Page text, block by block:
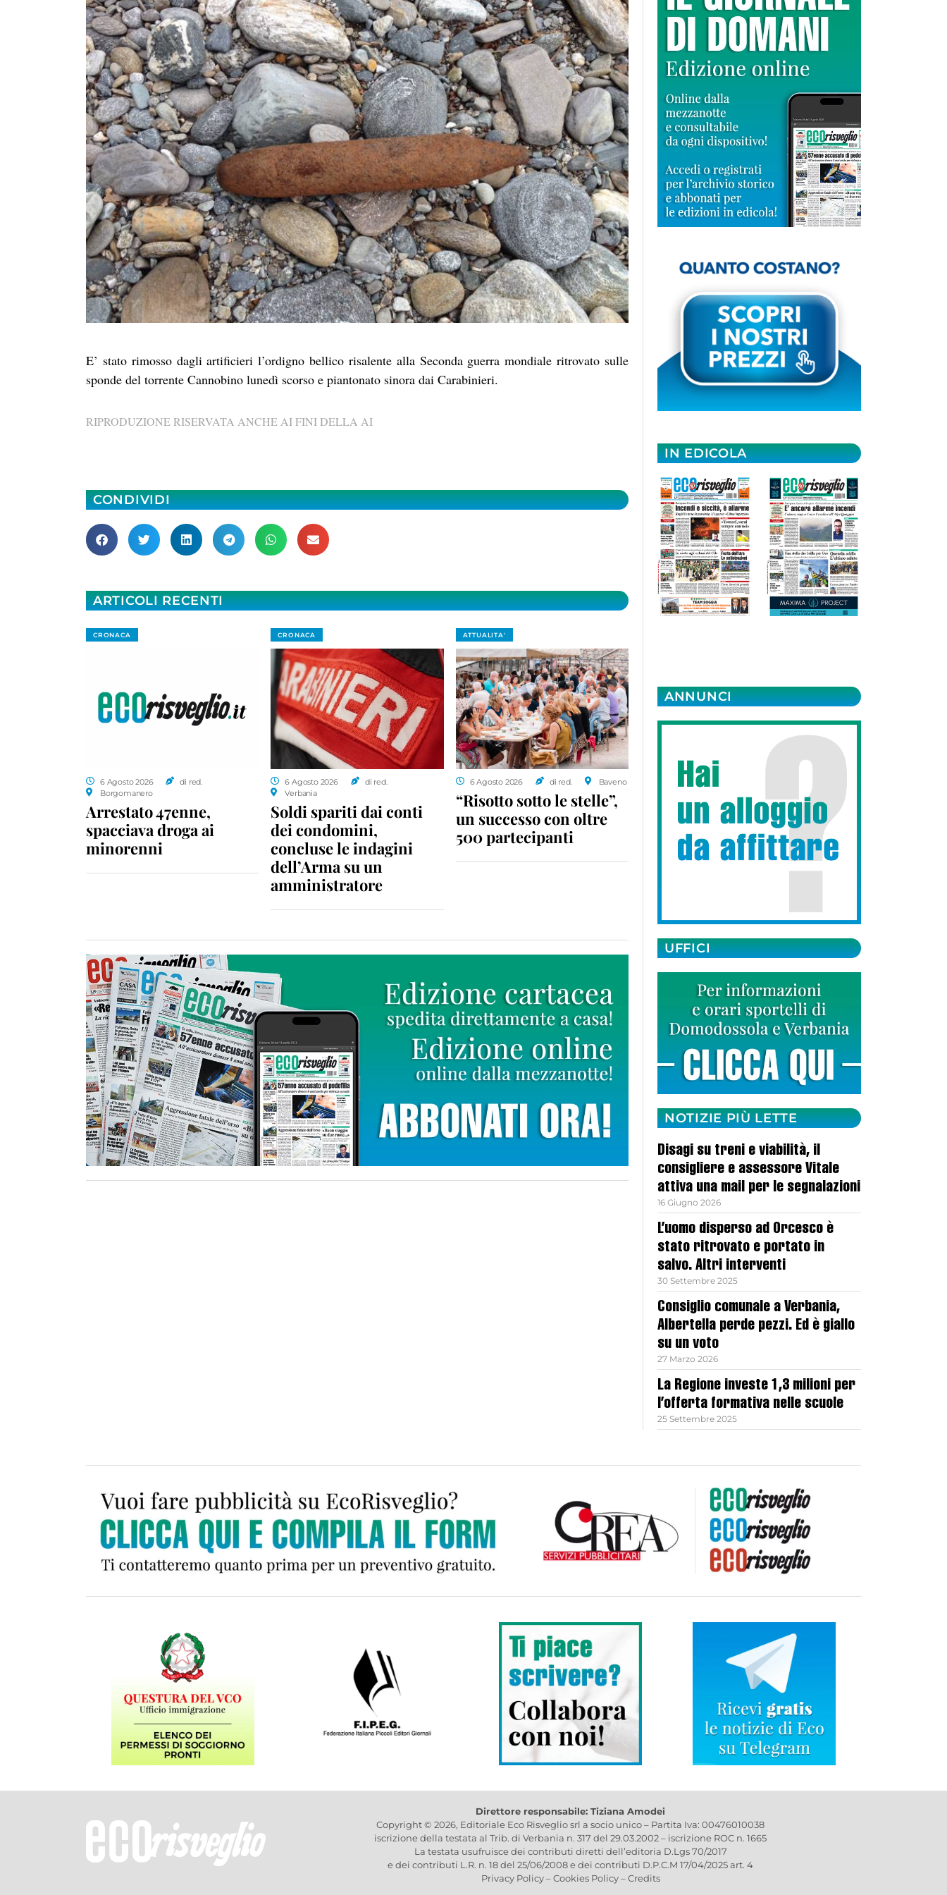
E’ stato rimosso dagli artificieri l’ordigno bellico risalente alla Seconda guerra mondiale ritrovato sulle
sponde del torrente Cannobino lunedì scorso e piantonato sinora dai Carabinieri.
RIPRODUZIONE RISERVATA ANCHE AI FINI DELLA AI
CONDIVIDI
ARTICOLI RECENTI
CRONACA
6 Agosto 2026
di red.
Borgomanero
Arrestato 47enne,
spacciava droga ai
minorenni
CRONACA
6 Agosto 2026
di red.
Verbania
Soldi spariti dai conti
dei condomini,
concluse le indagini
dell’Arma su un
amministratore
ATTUALITA'
6 Agosto 2026 di red. Baveno
“Risotto sotto le stelle”,
un successo con oltre
500 partecipanti
IN EDICOLA
ANNUNCI
UFFICI
NOTIZIE PIÙ LETTE
Disagi su treni e viabilità, il
consigliere e assessore Vitale
attiva una mail per le segnalazioni
16 Giugno 2026
L’uomo disperso ad Orcesco è
stato ritrovato e portato in
salvo. Altri interventi
30 Settembre 2025
Consiglio comunale a Verbania,
Albertella perde pezzi. Ed è giallo
su un voto
27 Marzo 2026
La Regione investe 1,3 milioni per
l’offerta formativa nelle scuole
25 Settembre 2025
Direttore responsabile: Tiziana Amodei
Copyright © 2026, Editoriale Eco Risveglio srl a socio unico – Partita Iva: 00476010038
iscrizione della testata al Trib. di Verbania n. 317 del 29.03.2002 – iscrizione ROC n. 1665
La testata usufruisce dei contributi diretti dell’editoria D.Lgs 70/2017
e dei contributi L.R. n. 18 del 25/06/2008 e dei contributi D.P.C.M 17/04/2025 art. 4
Privacy Policy–Cookies Policy–Credits